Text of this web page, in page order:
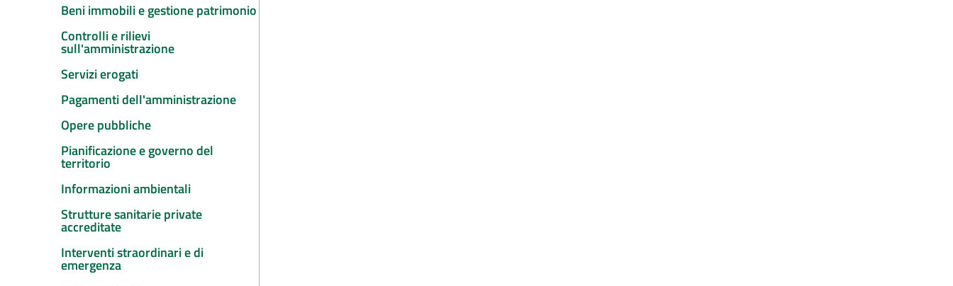
Beni immobili e gestione patrimonio
Controlli e rilievi
sull'amministrazione
Servizi erogati
Pagamenti dell'amministrazione
Opere pubbliche
Pianificazione e governo del
territorio
Informazioni ambientali
Strutture sanitarie private
accreditate
Interventi straordinari e di
emergenza